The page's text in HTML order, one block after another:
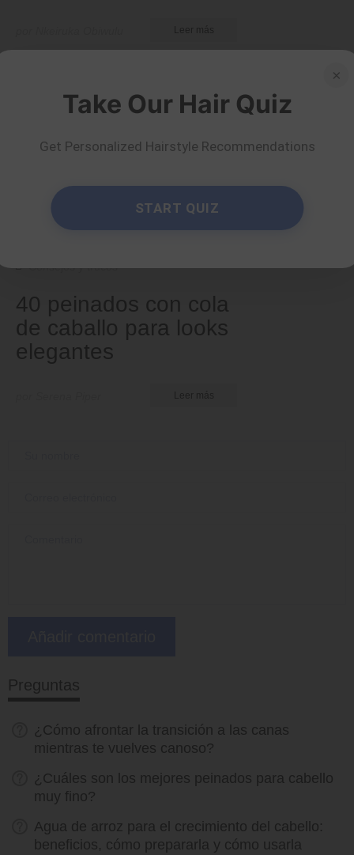
Consejos y trucos
40 peinados con cola
de caballo para looks
elegantes
Preguntas
¿Cómo afrontar la transición a las canas
mientras te vuelves canoso?
¿Cuáles son los mejores peinados para cabello
muy fino?
Agua de arroz para el crecimiento del cabello:
beneficios, cómo prepararla y cómo usarla
×
Take Our Hair Quiz
Get Personalized Hairstyle Recommendations
START QUIZ